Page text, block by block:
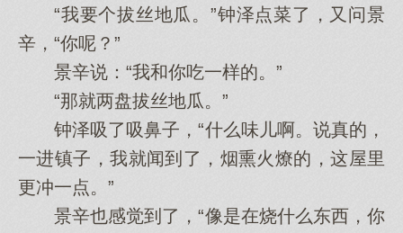
“我要个拔丝地瓜。”钟泽点菜了，又问景
辛，“你呢？”
景辛说：“我和你吃一样的。”
“那就两盘拔丝地瓜。”
钟泽吸了吸鼻子，“什么味儿啊。说真的，
一进镇子，我就闻到了，烟熏火燎的，这屋里
更冲一点。”
景辛也感觉到了，“像是在烧什么东西，你